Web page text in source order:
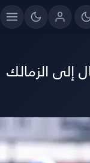
إلى الزمالك